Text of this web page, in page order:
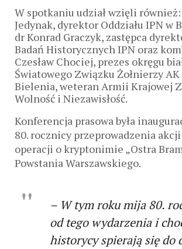
W spotkaniu udział wzięli
Jedynak, dyrektor Oddziału IPN w
dr Konrad Graczyk, zastępca
Badań Historycznych IPN oraz
Czesław Chociej, prezes okręgu
Światowego Związku Żołnierzy AK
Bielenia, weteran Armii Krajowej
Wolność i Niezawisłość.
Konferencja prasowa była
80. rocznicy przeprowadzenia akcji
operacji o kryptonimie „Ostra
Powstania Warszawskiego.
– W tym roku mija 80.
od tego wydarzenia i
historycy spierają się do